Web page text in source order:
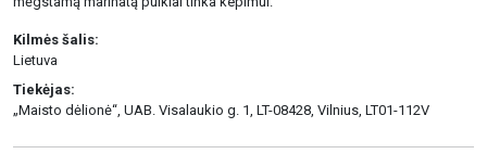
Kilmės šalis:
Lietuva
Tiekėjas:
„Maisto dėlionė“, UAB. Visalaukio g. 1, LT-08428, Vilnius, LT01-112V